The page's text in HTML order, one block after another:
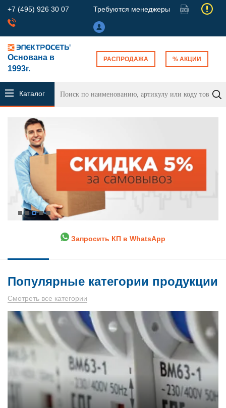
+7 (495) 926 30 07 Требуются менеджеры
Основана в
1993г.
РАСПРОДАЖА % АКЦИИ
Каталог
продукции
Запросить КП в WhatsApp
Популярные категории продукции
Смотреть все категории